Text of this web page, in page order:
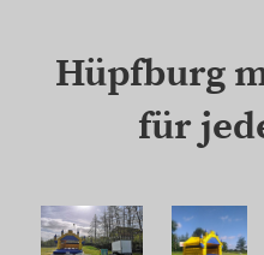
Hüpfburg
für